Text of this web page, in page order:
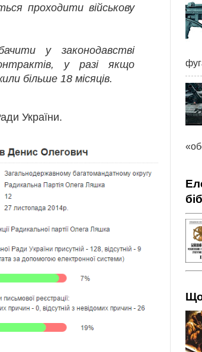
проходити військову
у законодавстві
у разі якщо
більше 18 місяців.
України.